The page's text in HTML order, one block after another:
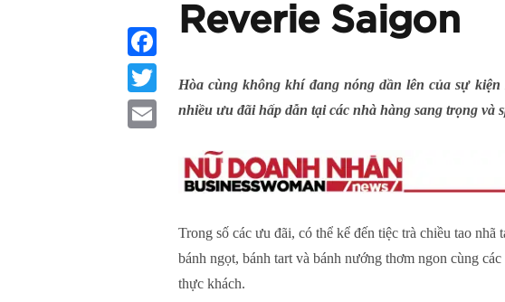
Reverie Saigon
Hòa cùng không khí đang nóng dần lên của sự
nhiều ưu đãi hấp dẫn tại các nhà hàng sang trọng và
Trong số các ưu đãi, có thể kể đến tiệc trà chiều tao
bánh ngọt, bánh tart và bánh nướng thơm ngon cùng
thực khách.
Facebook
Twitter